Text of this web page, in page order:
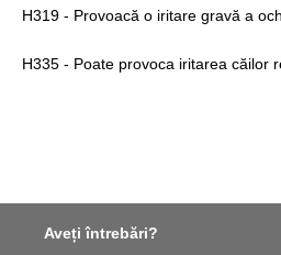
H319 - Provoacă o iritare gravă a
H335 - Poate provoca iritarea căilor
Aveți întrebări?